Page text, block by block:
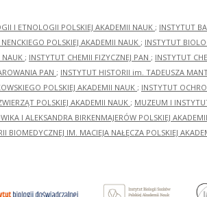
I ETNOLOGII POLSKIEJ AKADEMII NAUK ; INSTYTUT
POLSKIEJ AKADEMII NAUK ; INSTYTUT
NAUK ; INSTYTUT CHEMII FIZYCZNEJ PAN ; INSTYTUT
PAN ; INSTYTUT HISTORII im. TADEUSZA
POLSKIEJ AKADEMII NAUK ; INSTYTUT
POLSKIEJ AKADEMII NAUK ; MUZEUM I
I ALEKSANDRA BIRKENMAJERÓW POLSKIEJ
BIOMEDYCZNEJ IM. MACIEJA NAŁĘCZA POLSKIEJ